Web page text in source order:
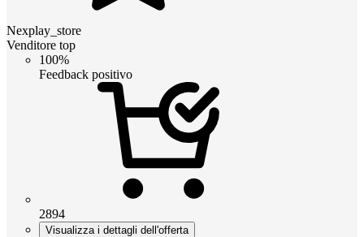
Nexplay_store
Venditore top
100%
Feedback positivo
2894
Visualizza i dettagli dell'offerta